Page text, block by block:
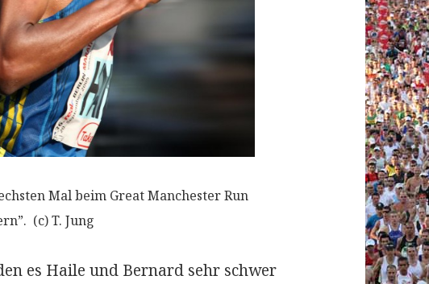
Mal beim Great Manchester Run
(c) T. Jung
es Haile und Bernard sehr schwer